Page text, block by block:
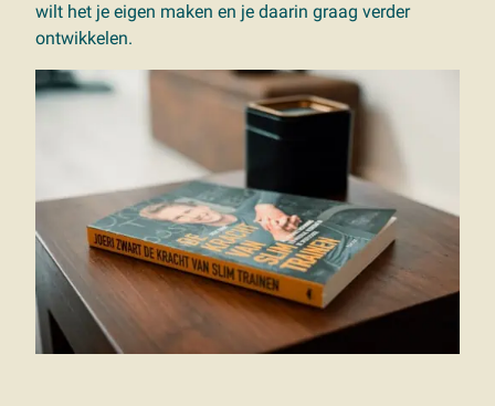
wilt het je eigen maken en je daarin graag verder
ontwikkelen.